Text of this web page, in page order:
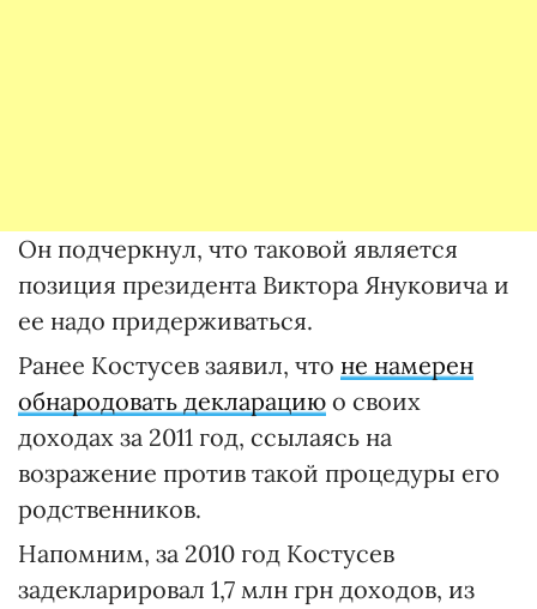
Он подчеркнул, что таковой является
позиция президента Виктора Януковича и
ее надо придерживаться.
Ранее Костусев заявил, что не намерен
обнародовать декларацию о своих
доходах за 2011 год, ссылаясь на
возражение против такой процедуры его
родственников.
Напомним, за 2010 год Костусев
задекларировал 1,7 млн грн доходов, из